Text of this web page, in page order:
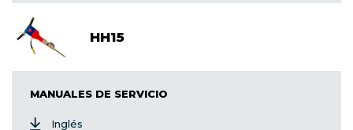
HH15
MANUALES DE SERVICIO
Inglés